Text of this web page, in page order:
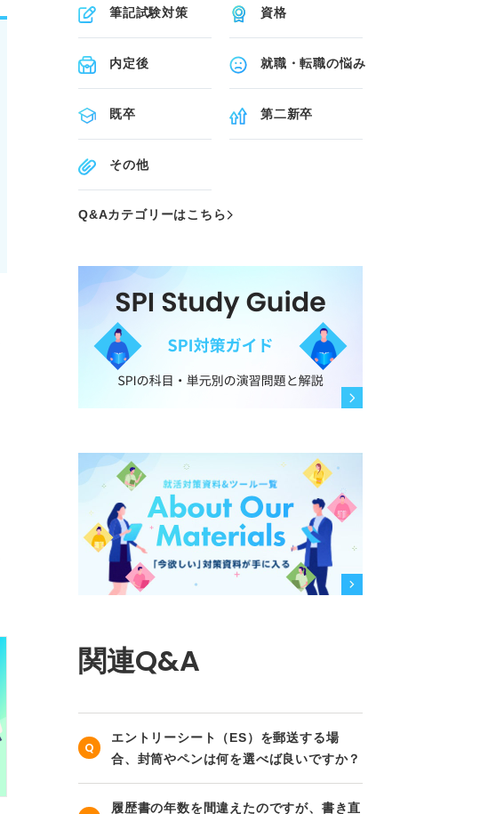
筆記試験対策 資格
内定後 就職・転職の悩み
既卒 第二新卒
その他
Q&Aカテゴリーはこちら
関連Q&A
エントリーシート（ES）を郵送する場
合、封筒やペンは何を選べば良いですか？
履歴書の年数を間違えたのですが、書き直